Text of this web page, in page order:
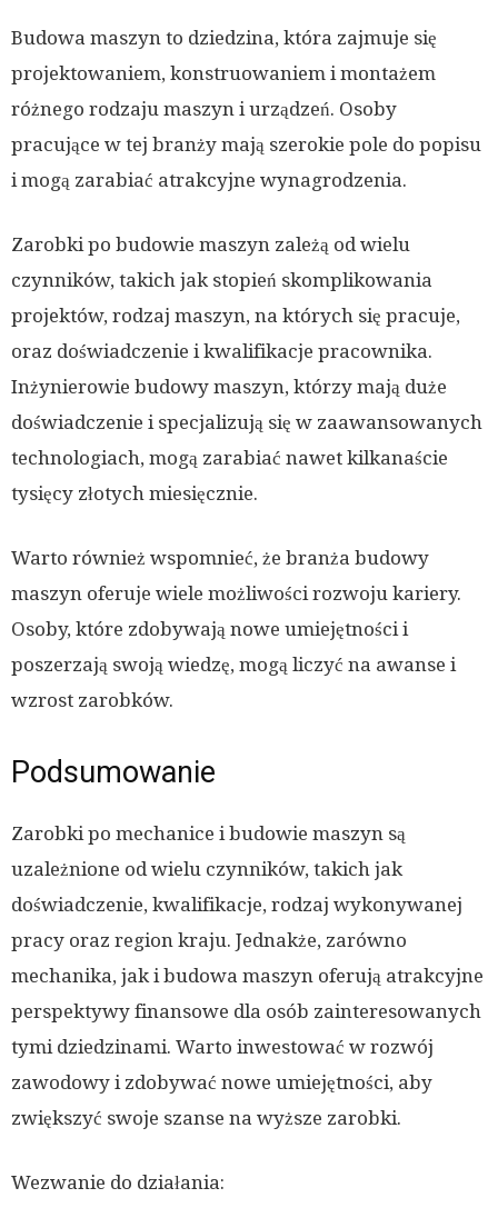
Budowa maszyn to dziedzina, która zajmuje się
projektowaniem, konstruowaniem i montażem
różnego rodzaju maszyn i urządzeń. Osoby
pracujące w tej branży mają szerokie pole do popisu
i mogą zarabiać atrakcyjne wynagrodzenia.
Zarobki po budowie maszyn zależą od wielu
czynników, takich jak stopień skomplikowania
projektów, rodzaj maszyn, na których się pracuje,
oraz doświadczenie i kwalifikacje pracownika.
Inżynierowie budowy maszyn, którzy mają duże
doświadczenie i specjalizują się w zaawansowanych
technologiach, mogą zarabiać nawet kilkanaście
tysięcy złotych miesięcznie.
Warto również wspomnieć, że branża budowy
maszyn oferuje wiele możliwości rozwoju kariery.
Osoby, które zdobywają nowe umiejętności i
poszerzają swoją wiedzę, mogą liczyć na awanse i
wzrost zarobków.
Podsumowanie
Zarobki po mechanice i budowie maszyn są
uzależnione od wielu czynników, takich jak
doświadczenie, kwalifikacje, rodzaj wykonywanej
pracy oraz region kraju. Jednakże, zarówno
mechanika, jak i budowa maszyn oferują atrakcyjne
perspektywy finansowe dla osób zainteresowanych
tymi dziedzinami. Warto inwestować w rozwój
zawodowy i zdobywać nowe umiejętności, aby
zwiększyć swoje szanse na wyższe zarobki.
Wezwanie do działania: